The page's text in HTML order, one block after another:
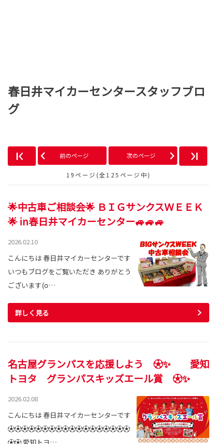
春日井マイカーセンタースタッフブロ
グ
前のページ 次のページ
19ページ(全125ページ中)
🌟中古車ご相談会🌟 ＢＩＧサンクスＷＥＥＫ
🌟 in春日井マイカーセンター🚙🚙🚙
2026.02.10
こんにちは 春日井マイカーセンターです
いつもブログをご覧いただき ありがとう
ございます(o…
詳しく見る
名古屋グランパスを応援しよう ⚽✨ 愛知
トヨタ グランパスキッズエール賞 ⚽✨
2026.02.08
こんにちは 春日井マイカーセンターです
⚽⚽⚽⚽⚽⚽⚽⚽⚽⚽⚽⚽⚽⚽⚽⚽⚽⚽
⚽⚽ 愛知トヨ…